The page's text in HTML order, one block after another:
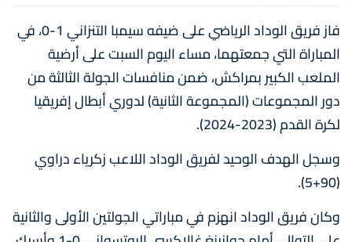
فاز فريق الوداد الرياضي على ضيفه سيمبا التنزاني 1-0، في
المباراة التي جمعتهما، مساء اليوم السبت على أرضية
الملعب الكبير بمراكش، ضمن منافسات الجولة الثالثة من
دور المجموعات (المجموعة الثانية) لدوري أبطال إفريقيا
لكرة القدم (2023-2024).
وسجل الهدف الوحيد لفريق الوداد اللاعب زكرياء دراوي
(90+5).
وكان فريق الوداد انهزم في مباراتي الجولتين الأولى والثانية